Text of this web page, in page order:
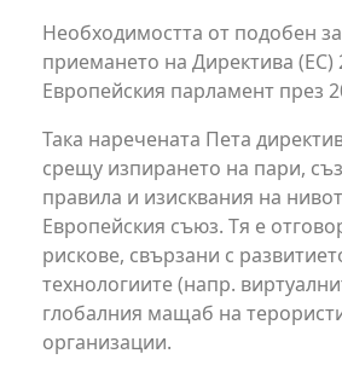
Необходимостта от подобен
приемането на Директива (ЕС)
Европейския парламент през
Така наречената Пета
срещу изпирането на пари,
правила и изисквания на
Европейския съюз. Тя е
рискове, свързани с
технологиите (напр.
глобалния мащаб на
организации.